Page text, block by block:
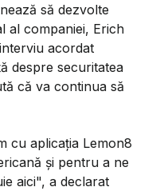
să dezvolte
al companiei, Erich
acordat
despre securitatea
că va continua să
cu aplicația Lemon8
și pentru a ne
aici", a declarat